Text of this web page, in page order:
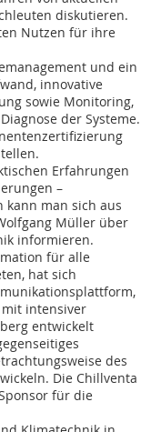
diskutieren.
Nutzen für ihre
und ein
innovative
sowie Monitoring,
der Systeme.
Erfahrungen
–
kann man sich aus
Müller über
informieren.
für alle
hat sich
mit intensiver
entwickelt
des
Die Chillventa
für die